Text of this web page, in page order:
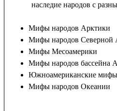
наследие народов с
Мифы народов Арктики
Мифы народов Северной
Мифы Месоамерики
Мифы народов бассейна
Южноамериканские мифы
Мифы народов Океании